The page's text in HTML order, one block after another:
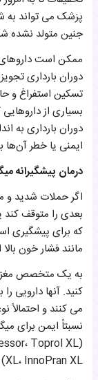
پزشک می تواند به
جنین متولد نشده
ممکن است
دوران بارداری
تسکین استفراغ و
بسیاری از
دوران بارداری به
ایمنی یا خطر
درمان پیشگیرانه
اگر حملات شدید و
بعدی را متوقف
که برای پیشگیری
مانند فشار خون
به یک متخصص مغز و
کنید. آنها دارویی
می کنند و احتمالاً
نسبتاً ایمن برای
XL، InnoPran XL) است.